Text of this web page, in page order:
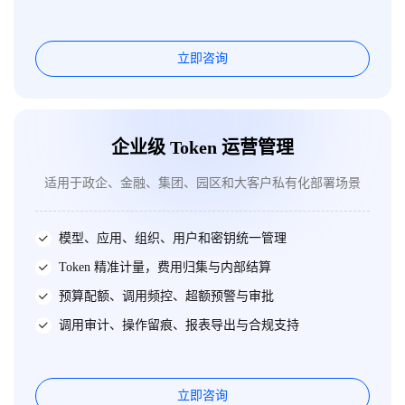
立即咨询
企业级 Token 运营管理
适用于政企、金融、集团、园区和大客户私有化部署场景
模型、应用、组织、用户和密钥统一管理
Token 精准计量，费用归集与内部结算
预算配额、调用频控、超额预警与审批
调用审计、操作留痕、报表导出与合规支持
立即咨询